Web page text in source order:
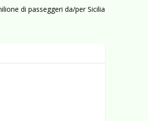
di passeggeri da/per Sicilia